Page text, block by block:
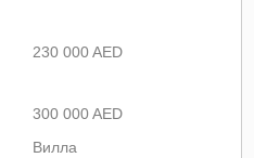
230 000 AED
300 000 AED
Вилла